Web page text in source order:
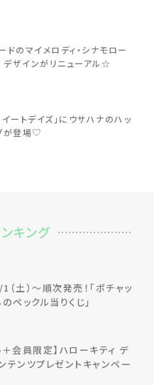
ドのマイメロディ・シナモロー
デザインがリニューアル☆
イートデイズ」にウサハナのハッ
が登場♡
キング
1（土）～順次発売！「ポチャッ
ペックル当りくじ」
会員限定】ハローキティ デ
テンツプレゼントキャンペー